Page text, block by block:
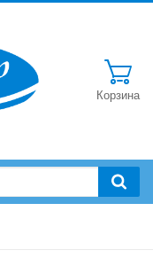
Корзина